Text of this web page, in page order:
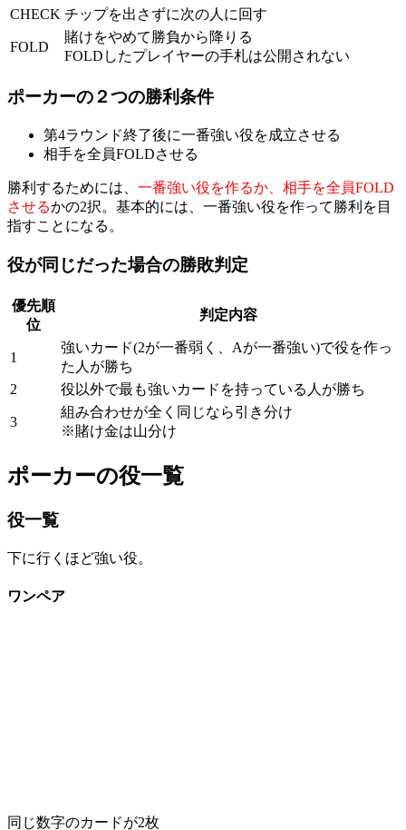
CHECK チップを出さずに次の人に回す
FOLD
賭けをやめて勝負から降りる
FOLDしたプレイヤーの手札は公開されない
ポーカーの２つの勝利条件
第4ラウンド終了後に一番強い役を成立させる
相手を全員FOLDさせる
勝利するためには、 一番強い役を作るか、相手を全員FOLD
させるかの2択。基本的には、一番強い役を作って勝利を目
指すことになる。
役が同じだった場合の勝敗判定
優先順
位
判定内容
1
強いカード(2が一番弱く、Aが一番強い)で役を作っ
た人が勝ち
2
役以外で最も強いカードを持っている人が勝ち
3
組み合わせが全く同じなら引き分け
※賭け金は山分け
ポーカーの役一覧
役一覧
下に行くほど強い役。
ワンペア
同じ数字のカードが2枚